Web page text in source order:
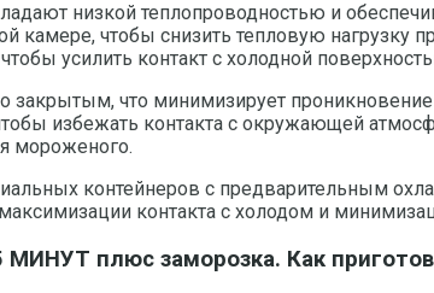
низкой теплопроводностью и
камере, чтобы снизить тепловую
усилить контакт с холодной
что минимизирует
избежать контакта с окружающей
мороженого.
контейнеров с предварительным
контакта с холодом и
плюс заморозка. Как